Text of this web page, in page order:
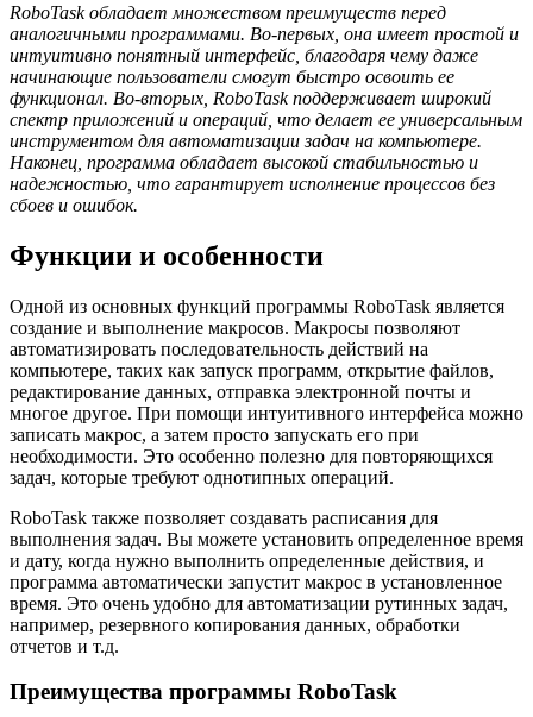
RoboTask обладает множеством преимуществ перед
аналогичными программами. Во-первых, она имеет простой и
интуитивно понятный интерфейс, благодаря чему даже
начинающие пользователи смогут быстро освоить ее
функционал. Во-вторых, RoboTask поддерживает широкий
спектр приложений и операций, что делает ее универсальным
инструментом для автоматизации задач на компьютере.
Наконец, программа обладает высокой стабильностью и
надежностью, что гарантирует исполнение процессов без
сбоев и ошибок.
Функции и особенности
Одной из основных функций программы RoboTask является
создание и выполнение макросов. Макросы позволяют
автоматизировать последовательность действий на
компьютере, таких как запуск программ, открытие файлов,
редактирование данных, отправка электронной почты и
многое другое. При помощи интуитивного интерфейса можно
записать макрос, а затем просто запускать его при
необходимости. Это особенно полезно для повторяющихся
задач, которые требуют однотипных операций.
RoboTask также позволяет создавать расписания для
выполнения задач. Вы можете установить определенное время
и дату, когда нужно выполнить определенные действия, и
программа автоматически запустит макрос в установленное
время. Это очень удобно для автоматизации рутинных задач,
например, резервного копирования данных, обработки
отчетов и т.д.
Преимущества программы RoboTask